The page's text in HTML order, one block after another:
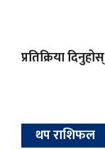
प्रतिक्रिया दिनुहोस्
थप राशिफल